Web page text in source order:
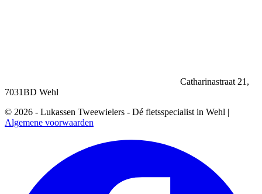
Catharinastraat 21,
7031BD Wehl
© 2026 - Lukassen Tweewielers - Dé fietsspecialist in Wehl |
Algemene voorwaarden